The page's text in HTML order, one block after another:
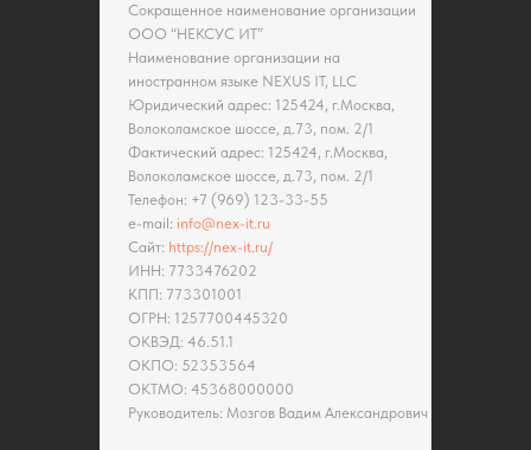
Сокращенное наименование организации
ООО “НЕКСУС ИТ”
Наименование организации на
иностранном языке NEXUS IT, LLC
Юридический адрес: 125424, г.Москва,
Волоколамское шоссе, д.73, пом. 2/1
Фактический адрес: 125424, г.Москва,
Волоколамское шоссе, д.73, пом. 2/1
Телефон: +7 (969) 123-33-55
e-mail: info@nex-it.ru
Сайт: https://nex-it.ru/
ИНН: 7733476202
КПП: 773301001
ОГРН: 1257700445320
ОКВЭД: 46.51.1
ОКПО: 52353564
ОКТМО: 45368000000
Руководитель: Мозгов Вадим Александрович